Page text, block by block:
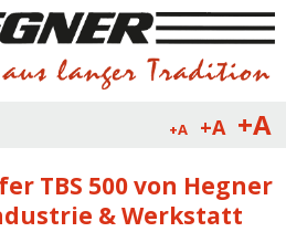
+A +A +A
TBS 500 von Hegner
& Werkstatt